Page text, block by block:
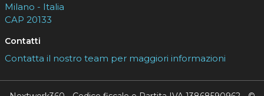
Milano - Italia
CAP 20133
Contatti
Contatta il nostro team per maggiori informazioni